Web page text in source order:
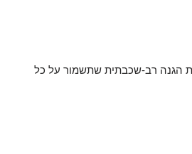
הגנה רב-שכבתית שתשמור על כל